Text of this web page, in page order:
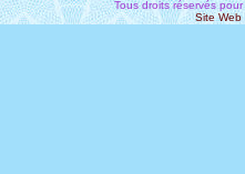
Tous droits réservés
Site Web